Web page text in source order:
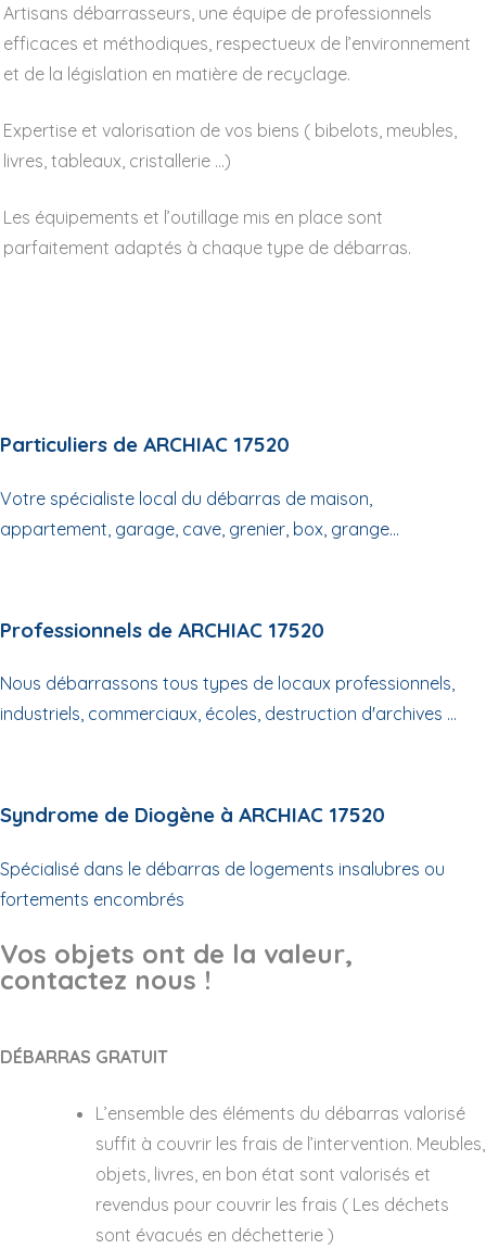
Artisans débarrasseurs, une équipe de professionnels
efficaces et méthodiques, respectueux de l’environnement
et de la législation en matière de recyclage.
Expertise et valorisation de vos biens ( bibelots, meubles,
livres, tableaux, cristallerie …)
Les équipements et l’outillage mis en place sont
parfaitement adaptés à chaque type de débarras.
Particuliers de ARCHIAC 17520
Votre spécialiste local du débarras de maison,
appartement, garage, cave, grenier, box, grange...
Professionnels de ARCHIAC 17520
Nous débarrassons tous types de locaux professionnels,
industriels, commerciaux, écoles, destruction d'archives ...
Syndrome de Diogène à ARCHIAC 17520
Spécialisé dans le débarras de logements insalubres ou
fortements encombrés
Vos objets ont de la valeur,
contactez nous !
DÉBARRAS GRATUIT
L’ensemble des éléments du débarras valorisé
suffit à couvrir les frais de l’intervention. Meubles,
objets, livres, en bon état sont valorisés et
revendus pour couvrir les frais ( Les déchets
sont évacués en déchetterie )